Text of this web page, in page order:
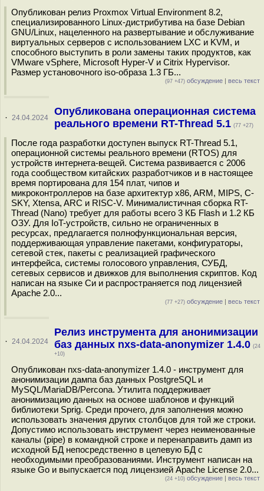
Опубликован релиз Proxmox Virtual Environment 8.2,
специализированного Linux-дистрибутива на базе Debian
GNU/Linux, нацеленного на развертывание и обслуживание
виртуальных серверов с использованием LXC и KVM, и
способного выступить в роли замены таких продуктов, как
VMware vSphere, Microsoft Hyper-V и Citrix Hypervisor.
Размер установочного iso-образа 1.3 ГБ...
(97 +47) обсуждение | весь текст
· 24.04.2024
Опубликована операционная система
реального времени RT-Thread 5.1 (77 +27)
После года разработки доступен выпуск RT-Thread 5.1,
операционной системы реального времени (RTOS) для
устройств интернета-вещей. Система развивается с 2006
года сообществом китайских разработчиков и в настоящее
время портирована для 154 плат, чипов и
микроконтроллеров на базе архитектур x86, ARM, MIPS, С-
SKY, Xtensa, ARC и RISC-V. Минималистичная сборка RT-
Thread (Nano) требует для работы всего 3 КБ Flash и 1.2 КБ
ОЗУ. Для IoT-устройств, сильно не ограниченных в
ресурсах, предлагается полнофункциональная версия,
поддерживающая управление пакетами, конфигураторы,
сетевой стек, пакеты с реализацией графического
интерфейса, системы голосового управления, СУБД,
сетевых сервисов и движков для выполнения скриптов. Код
написан на языке Си и распространяется под лицензией
Apache 2.0...
(77 +27) обсуждение | весь текст
· 24.04.2024
Релиз инструмента для анонимизации
баз данных nxs-data-anonymizer 1.4.0 (24
+10)
Опубликован nxs-data-anonymizer 1.4.0 - инструмент для
анонимизации дампа баз данных PostgreSQL и
MySQL/MariaDB/Percona. Утилита поддерживает
анонимизацию данных на основе шаблонов и функций
библиотеки Sprig. Среди прочего, для заполнения можно
использовать значения других столбцов для той же строки.
Допустимо использовать инструмент через неименованные
каналы (pipe) в командной строке и перенаправить дамп из
исходной БД непосредственно в целевую БД с
необходимыми преобразованиями. Инструмент написан на
языке Go и выпускается под лицензией Apache License 2.0...
(24 +10) обсуждение | весь текст